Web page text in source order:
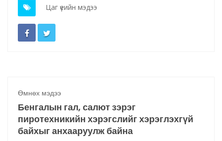
Цаг үеийн мэдээ
Өмнөх мэдээ
Бенгалын гал, салют зэрэг
пиротехникийн хэрэгслийг хэрэглэхгүй
байхыг анхааруулж байна